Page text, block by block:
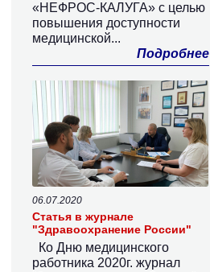
«НЕФРОС-КАЛУГА» с целью
повышения доступности
медицинской...
Подробнее
06.07.2020
Статья в журнале
"Здравоохранение России"
Ко Дню медицинского
работника 2020г. журнал